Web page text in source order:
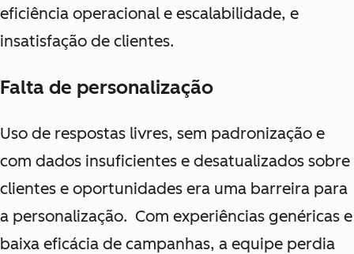
eficiência operacional e escalabilidade, e
insatisfação de clientes.
Falta de personalização
Uso de respostas livres, sem padronização e
com dados insuficientes e desatualizados sobre
clientes e oportunidades era uma barreira para
a personalização. Com experiências genéricas e
baixa eficácia de campanhas, a equipe perdia